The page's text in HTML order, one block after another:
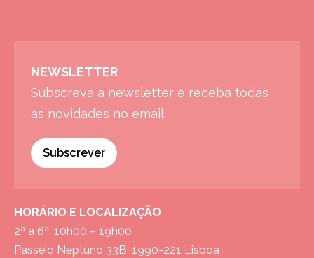
NEWSLETTER
Subscreva a newsletter e receba todas
as novidades no email
Subscrever
HORÁRIO E LOCALIZAÇÃO
2ª a 6ª, 10h00 – 19h00
Passeio Neptuno 33B, 1990-221 Lisboa